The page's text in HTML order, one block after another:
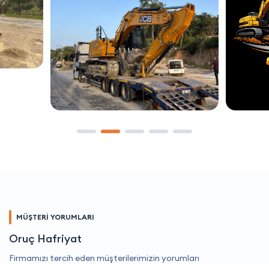
MÜŞTERİ YORUMLARI
Oruç Hafriyat
Firmamızı tercih eden müşterilerimizin yorumları